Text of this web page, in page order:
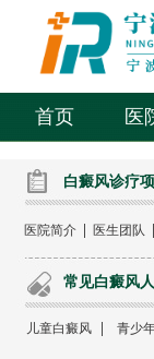
首页 医
白癜风诊疗
常见白癜风
医院简介 医生团队
儿童白癜风 青少